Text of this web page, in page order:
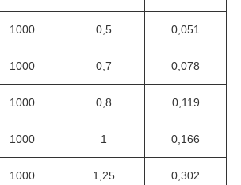
1000 0,5 0,051
1000 0,7 0,078
1000 0,8 0,119
1000 1 0,166
1000 1,25 0,302